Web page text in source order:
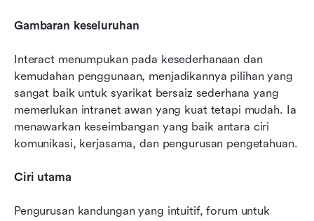
Gambaran keseluruhan
Interact menumpukan pada kesederhanaan dan
kemudahan penggunaan, menjadikannya pilihan yang
sangat baik untuk syarikat bersaiz sederhana yang
memerlukan intranet awan yang kuat tetapi mudah. Ia
menawarkan keseimbangan yang baik antara ciri
komunikasi, kerjasama, dan pengurusan pengetahuan.
Ciri utama
Pengurusan kandungan yang intuitif, forum untuk